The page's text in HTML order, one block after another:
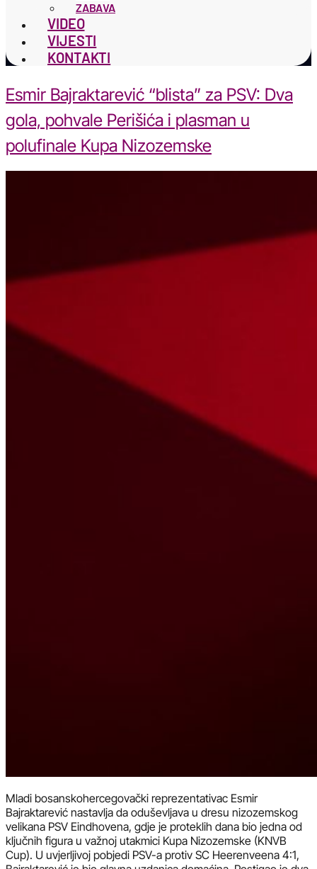
ZABAVA
VIDEO
VIJESTI
KONTAKTI
Esmir Bajraktarević “blista” za PSV: Dva
gola, pohvale Perišića i plasman u
polufinale Kupa Nizozemske
Mladi bosanskohercegovački reprezentativac Esmir
Bajraktarević nastavlja da oduševljava u dresu nizozemskog
velikana PSV Eindhovena, gdje je proteklih dana bio jedna od
ključnih figura u važnoj utakmici Kupa Nizozemske (KNVB
Cup). U uvjerljivoj pobjedi PSV-a protiv SC Heerenveena 4:1,